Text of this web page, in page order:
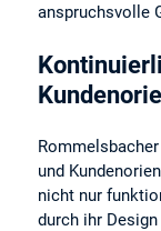
anspruchsvolle
und
nicht nur
durch ihr